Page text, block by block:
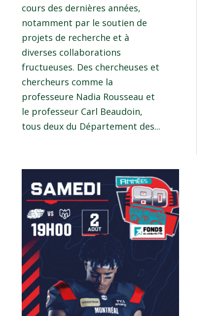
cours des dernières années,
notamment par le soutien de
projets de recherche et à
diverses collaborations
fructueuses. Des chercheuses et
chercheurs comme la
professeure Nadia Rousseau et
le professeur Carl Beaudoin,
tous deux du Département des...